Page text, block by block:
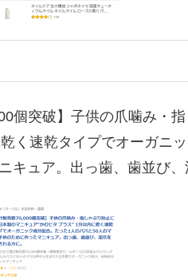
個突破】子供の爪噛み・
く速乾タイプでオーガニ
キュア。出っ歯、歯並び、